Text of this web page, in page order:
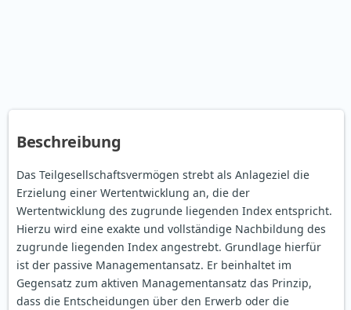
Beschreibung
Das Teilgesellschaftsvermögen strebt als Anlageziel die
Erzielung einer Wertentwicklung an, die der
Wertentwicklung des zugrunde liegenden Index entspricht.
Hierzu wird eine exakte und vollständige Nachbildung des
zugrunde liegenden Index angestrebt. Grundlage hierfür
ist der passive Managementansatz. Er beinhaltet im
Gegensatz zum aktiven Managementansatz das Prinzip,
dass die Entscheidungen über den Erwerb oder die